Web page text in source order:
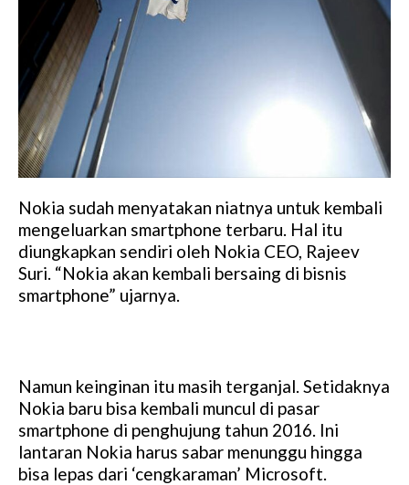
Nokia sudah menyatakan niatnya untuk kembali
mengeluarkan smartphone terbaru. Hal itu
diungkapkan sendiri oleh Nokia CEO, Rajeev
Suri. “Nokia akan kembali bersaing di bisnis
smartphone” ujarnya.
Namun keinginan itu masih terganjal. Setidaknya
Nokia baru bisa kembali muncul di pasar
smartphone di penghujung tahun 2016. Ini
lantaran Nokia harus sabar menunggu hingga
bisa lepas dari ‘cengkaraman’ Microsoft.